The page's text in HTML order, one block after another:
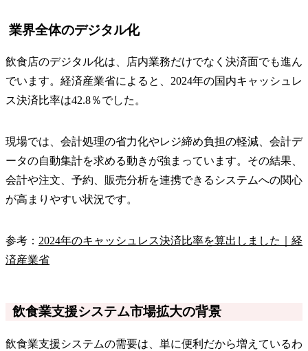
業界全体のデジタル化
飲食店のデジタル化は、店内業務だけでなく決済面でも進ん
でいます。経済産業省によると、2024年の国内キャッシュレ
ス決済比率は42.8％でした。
現場では、会計処理の省力化やレジ締め負担の軽減、会計デ
ータの自動集計を求める動きが強まっています。その結果、
会計や注文、予約、販売分析を連携できるシステムへの関心
が高まりやすい状況です。
参考： 2024年のキャッシュレス決済比率を算出しました｜経
済産業省
飲食業支援システム市場拡大の背景
飲食業支援システムの需要は、単に便利だから増えているわ